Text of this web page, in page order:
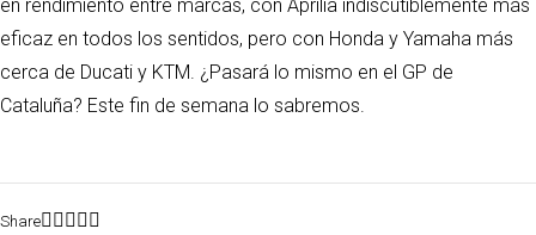
en rendimiento entre marcas, con Aprilia indiscutiblemente más
eficaz en todos los sentidos, pero con Honda y Yamaha más
cerca de Ducati y KTM. ¿Pasará lo mismo en el GP de
Cataluña? Este fin de semana lo sabremos.
Share